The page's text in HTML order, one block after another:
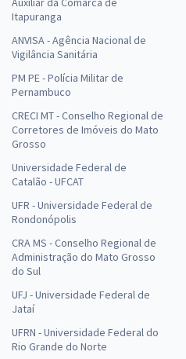
Itapuranga
ANVISA - Agência Nacional de
Vigilância Sanitária
PM PE - Polícia Militar de
Pernambuco
CRECI MT - Conselho Regional de
Corretores de Imóveis do Mato
Grosso
Universidade Federal de
Catalão - UFCAT
UFR - Universidade Federal de
Rondonópolis
CRA MS - Conselho Regional de
Administração do Mato Grosso
do Sul
UFJ - Universidade Federal de
Jataí
UFRN - Universidade Federal do
Rio Grande do Norte